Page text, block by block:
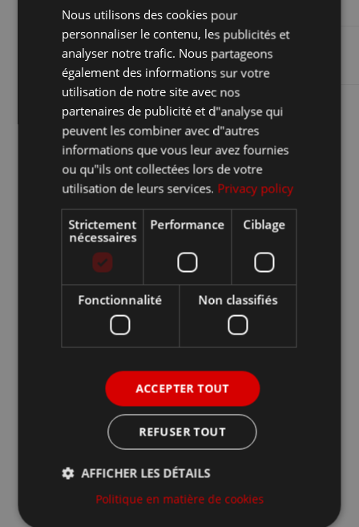
Nom
Fournisseur /
Domaine
_ga
Google LLC /
*.poligraficiborgo.it
Nous utilisons des cookies pour
personnaliser le contenu, les publicités et
analyser notre trafic. Nous partageons
également des informations sur votre
utilisation de notre site avec nos
partenaires de publicité et d"analyse qui
peuvent les combiner avec d"autres
informations que vous leur avez fournies
ou qu"ils ont collectées lors de votre
utilisation de leurs services. Privacy policy
Strictement
nécessaires
Performance Ciblage
Fonctionnalité Non classifiés
ACCEPTER TOUT
REFUSER TOUT
AFFICHER LES DÉTAILS
Politique en matière de cookies